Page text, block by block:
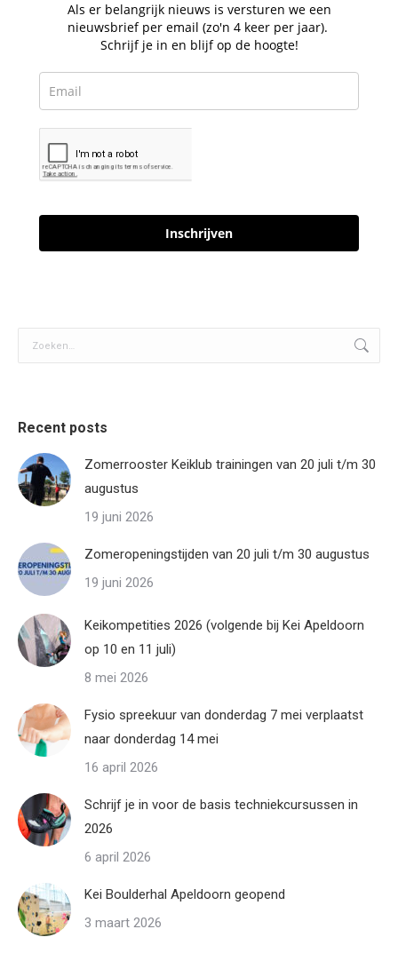
Als er belangrijk nieuws is versturen we een
nieuwsbrief per email (zo'n 4 keer per jaar).
Schrijf je in en blijf op de hoogte!
Inschrijven
Zoeken:
Recent posts
Zomerrooster Keiklub trainingen van 20 juli t/m 30
augustus
19 juni 2026
Zomeropeningstijden van 20 juli t/m 30 augustus
19 juni 2026
Keikompetities 2026 (volgende bij Kei Apeldoorn
op 10 en 11 juli)
8 mei 2026
Fysio spreekuur van donderdag 7 mei verplaatst
naar donderdag 14 mei
16 april 2026
Schrijf je in voor de basis techniekcursussen in
2026
6 april 2026
Kei Boulderhal Apeldoorn geopend
3 maart 2026